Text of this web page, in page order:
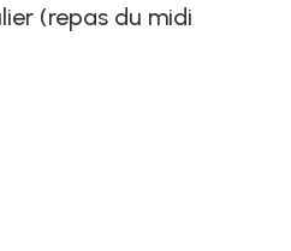
(repas du midi